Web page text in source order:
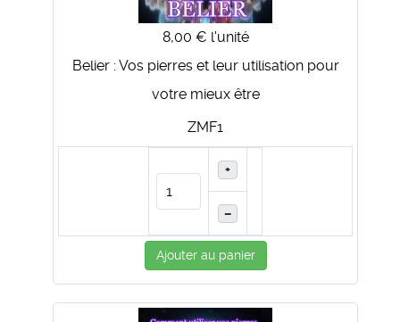
8,00 € l'unité
Belier : Vos pierres et leur utilisation pour
votre mieux être
ZMF1
+
–
Ajouter au panier